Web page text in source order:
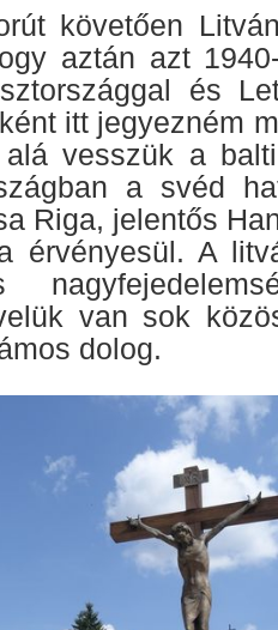
követően
aztán azt
és
itt jegyezném
vesszük a
a svéd
Riga, jelentős
érvényesül. A
van sok
dolog.